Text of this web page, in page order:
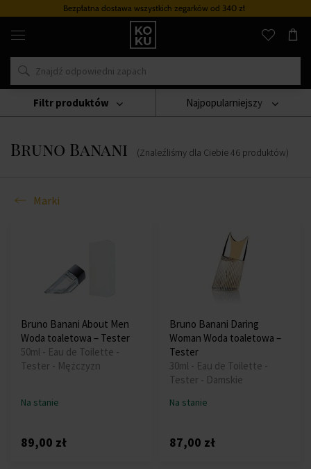
zegarkówod 340 zł
Oryginalne
perfumy
zegarki
w
miejscu
Marki
Bruno Banani
Bruno Banani (Znaleźliśmy dla Ciebie46 produktów)
Najpopularniejszy
Marki
Filtr produktów
Bruno Banani About Men
Woda toaletowa – Tester
50ml - Eau de Toilette -
Tester - Mężczyzn
Na stanie
89,00 zł
Bruno Banani Daring
Woman Woda toaletowa –
Tester
30ml - Eau de Toilette -
Tester - Damskie
Na stanie
87,00 zł